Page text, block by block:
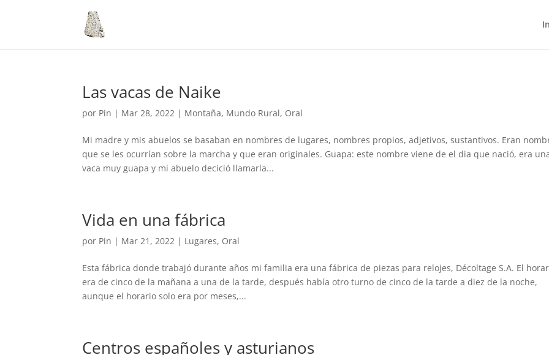
Las vacas de Naike
por Pin | Mar 28, 2022 | Montaña, Mundo Rural, Oral
Mi madre y mis abuelos se basaban en nombres de lugares, nombres propios, adjetivos, sustantivos. Eran
que se les ocurrían sobre la marcha y que eran originales. Guapa: este nombre viene de el dia que nació, era
vaca muy guapa y mi abuelo decició llamarla...
Vida en una fábrica
por Pin | Mar 21, 2022 | Lugares, Oral
Esta fábrica donde trabajó durante años mi familia era una fábrica de piezas para relojes, Décoltage S.A. El
era de cinco de la mañana a una de la tarde, después había otro turno de cinco de la tarde a diez de la noche,
aunque el horario solo era por meses,...
Centros españoles y asturianos